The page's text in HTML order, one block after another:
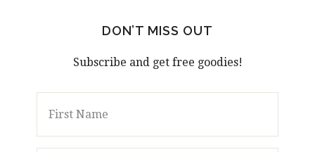
DON’T MISS OUT
Subscribe and get free goodies!